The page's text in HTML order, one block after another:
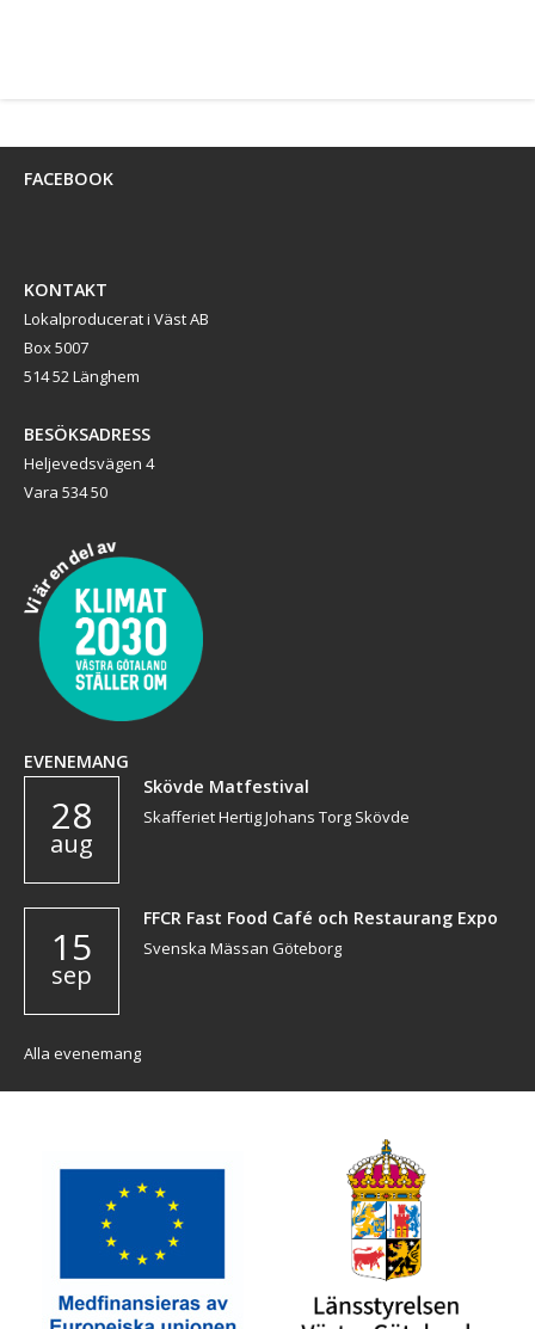
FACEBOOK
KONTAKT
Lokalproducerat i Väst AB
Box 5007
514 52 Länghem
BESÖKSADRESS
Heljevedsvägen 4
Vara 534 50
EVENEMANG
28
aug
Skövde Matfestival
Skafferiet Hertig Johans Torg Skövde
15
sep
FFCR Fast Food Café och Restaurang Expo
Svenska Mässan Göteborg
Alla evenemang